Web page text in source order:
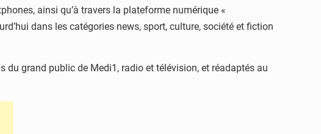
ainsi qu’à travers la plateforme numérique «
dans les catégories news, sport, culture, société et fiction
du grand public de Medi1, radio et télévision, et réadaptés au